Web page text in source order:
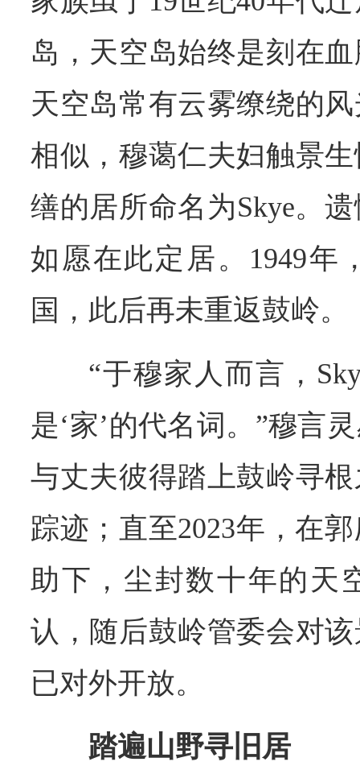
岛，天空岛始终是刻在
天空岛常有云雾缭绕的
相似，穆蔼仁夫妇触景
缮的居所命名为Skye。
如愿在此定居。1949年
国，此后再未重返鼓岭。
“于穆家人而言，
是‘家’的代名词。”穆言
与丈夫彼得踏上鼓岭寻
踪迹；直至2023年，在
助下，尘封数十年的天
认，随后鼓岭管委会对
已对外开放。
踏遍山野寻旧居